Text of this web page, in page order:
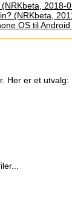
2018-
(NRKbeta,
OS til
Her er et utvalg: